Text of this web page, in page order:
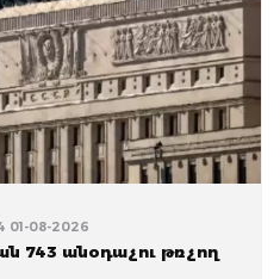
01-08-2026
743 անօդաչու թռչող